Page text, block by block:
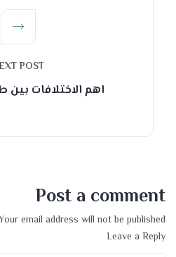
POST
اهم الاختلافات بين
Post a comment
email address will not be published.
Leave a Reply